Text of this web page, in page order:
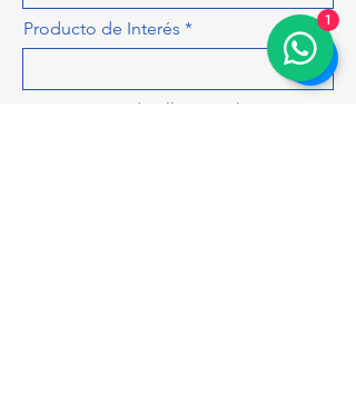
Producto de Interés
Déjanos más detalles para hacerte
1